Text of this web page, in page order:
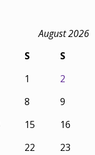
August 2026
S
S
1
2
8
9
15
16
22
23